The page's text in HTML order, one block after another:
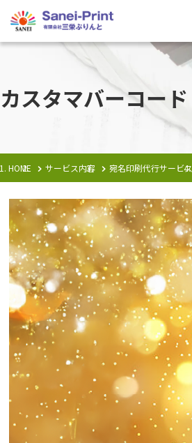
カスタマバーコード
HOME サービス内容 宛名印刷代行サービス